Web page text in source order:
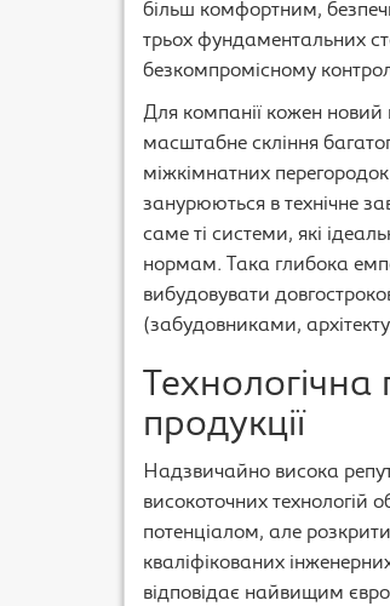
більш комфортним,
трьох фундаментальних
безкомпромісному
Для компанії кожен новий
масштабне скління
міжкімнатних
занурюються в технічне
саме ті системи, які
нормам. Така глибока
вибудовувати
(забудовниками,
Технологічна
продукції
Надзвичайно висока
високоточних технологій
потенціалом, але
кваліфікованих
відповідає найвищим